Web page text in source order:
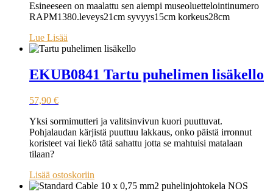
Esineeseen on maalattu sen aiempi museoluettelointinumero
RAPM1380.leveys21cm syvyys15cm korkeus28cm
Lue Lisää
EKUB0841 Tartu puhelimen lisäkello
57,90 €
Yksi sormimutteri ja valitsinvivun kuori puuttuvat.
Pohjalaudan kärjistä puuttuu lakkaus, onko päistä irronnut
koristeet vai liekö tätä sahattu jotta se mahtuisi matalaan
tilaan?
Lisää ostoskoriin